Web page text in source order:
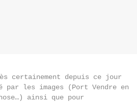
certainement depuis ce jour
par les images (Port Vendre en
ainsi que pour